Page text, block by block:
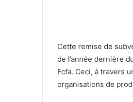
Cette remise de
de l’année dernière
Fcfa. Ceci, à travers
organisations de